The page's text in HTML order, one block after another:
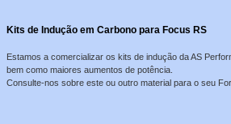
Kits de Indução em Carbono para Focus RS
Estamos a comercializar os kits de indução da AS
bem como maiores aumentos de potência.
Consulte-nos sobre este ou outro material para o seu